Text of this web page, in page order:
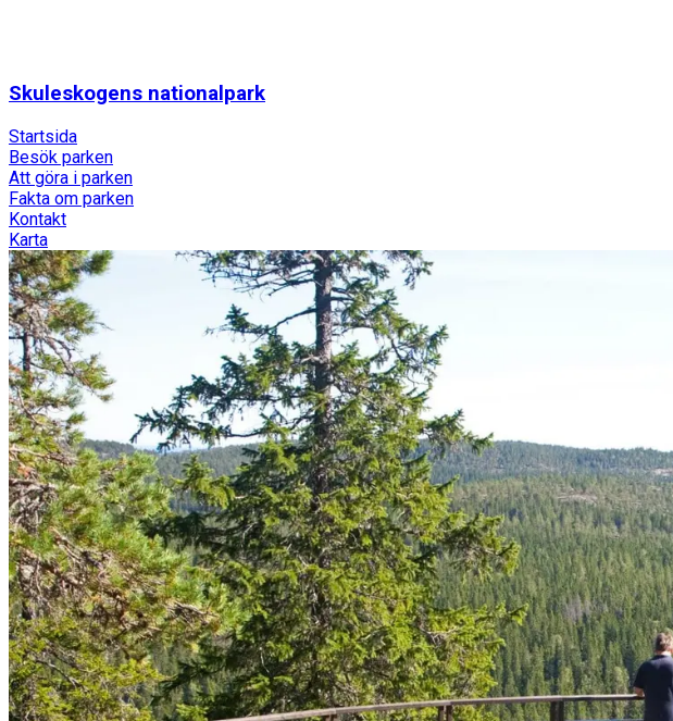
Skuleskogens nationalpark
Startsida
Besök parken
Att göra i parken
Fakta om parken
Kontakt
Karta